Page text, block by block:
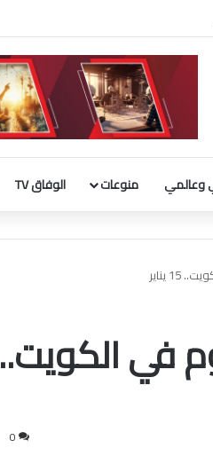
: إطلاق تحرك لحشد موقف دولي
وعالمي منوعات الوفاق TV
يناير
15 يناير
0